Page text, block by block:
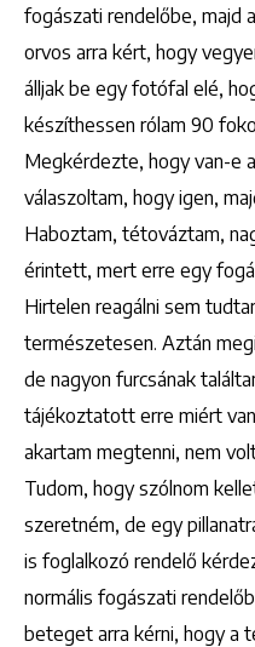
fogászati rendelőbe, majd
orvos arra kért, hogy
álljak be egy fotófal elé,
készíthessen rólam 90
Megkérdezte, hogy van-e
válaszoltam, hogy igen,
Haboztam, tétováztam,
érintett, mert erre egy
Hirtelen reagálni sem
természetesen. Aztán
de nagyon furcsának
tájékoztatott erre miért
akartam megtenni, nem
Tudom, hogy szólnom
szeretném, de egy
is foglalkozó rendelő
normális fogászati
beteget arra kérni, hogy a